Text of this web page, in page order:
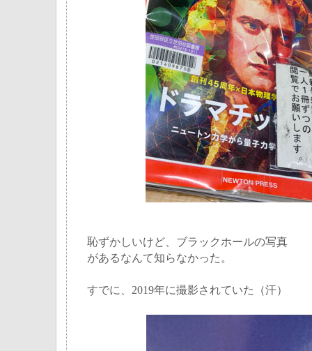
恥ずかしいけど、ブラックホールの写真
があるなんて知らなかった。
すでに、2019年に撮影されていた（汗）